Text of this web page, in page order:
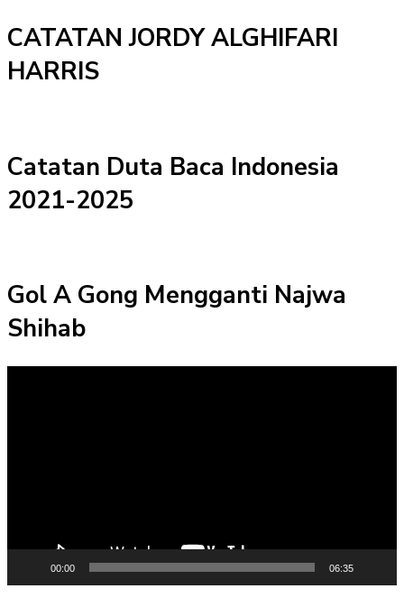
CATATAN JORDY ALGHIFARI
HARRIS
Catatan Duta Baca Indonesia
2021-2025
Gol A Gong Mengganti Najwa
Shihab
00:00 06:35